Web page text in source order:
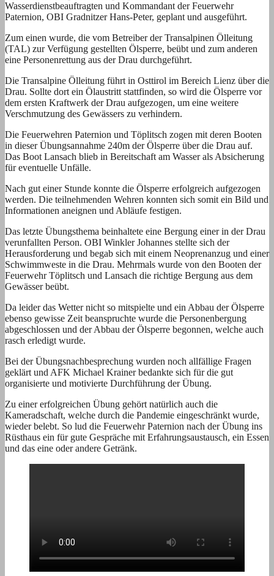
Wasserdienstbeauftragten und Kommandant der Feuerwehr
Paternion, OBI Gradnitzer Hans-Peter, geplant und ausgeführt.
Zum einen wurde, die vom Betreiber der Transalpinen Ölleitung
(TAL) zur Verfügung gestellten Ölsperre, beübt und zum anderen
eine Personenrettung aus der Drau durchgeführt.
Die Transalpine Ölleitung führt in Osttirol im Bereich Lienz über die
Drau. Sollte dort ein Ölaustritt stattfinden, so wird die Ölsperre vor
dem ersten Kraftwerk der Drau aufgezogen, um eine weitere
Verschmutzung des Gewässers zu verhindern.
Die Feuerwehren Paternion und Töplitsch zogen mit deren Booten
in dieser Übungsannahme 240m der Ölsperre über die Drau auf.
Das Boot Lansach blieb in Bereitschaft am Wasser als Absicherung
für eventuelle Unfälle.
Nach gut einer Stunde konnte die Ölsperre erfolgreich aufgezogen
werden. Die teilnehmenden Wehren konnten sich somit ein Bild und
Informationen aneignen und Abläufe festigen.
Das letzte Übungsthema beinhaltete eine Bergung einer in der Drau
verunfallten Person. OBI Winkler Johannes stellte sich der
Herausforderung und begab sich mit einem Neoprenanzug und einer
Schwimmweste in die Drau. Mehrmals wurde von den Booten der
Feuerwehr Töplitsch und Lansach die richtige Bergung aus dem
Gewässer beübt.
Da leider das Wetter nicht so mitspielte und ein Abbau der Ölsperre
ebenso gewisse Zeit beanspruchte wurde die Personenbergung
abgeschlossen und der Abbau der Ölsperre begonnen, welche auch
rasch erledigt wurde.
Bei der Übungsnachbesprechung wurden noch allfällige Fragen
geklärt und AFK Michael Krainer bedankte sich für die gut
organisierte und motivierte Durchführung der Übung.
Zu einer erfolgreichen Übung gehört natürlich auch die
Kameradschaft, welche durch die Pandemie eingeschränkt wurde,
wieder belebt. So lud die Feuerwehr Paternion nach der Übung ins
Rüsthaus ein für gute Gespräche mit Erfahrungsaustausch, ein Essen
und das eine oder andere Getränk.